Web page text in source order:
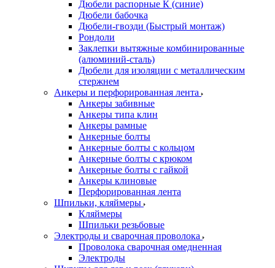
Дюбели распорные К (синие)
Дюбели бабочка
Дюбели-гвозди (Быстрый монтаж)
Рондоли
Заклепки вытяжные комбинированные
(алюминий-сталь)
Дюбели для изоляции с металлическим
стержнем
Анкеры и перфорированная лента
Анкеры забивные
Анкеры типа клин
Анкеры рамные
Анкерные болты
Анкерные болты с кольцом
Анкерные болты с крюком
Анкерные болты с гайкой
Анкеры клиновые
Перфорированная лента
Шпильки, кляймеры
Кляймеры
Шпильки резьбовые
Электроды и сварочная проволока
Проволока сварочная омедненная
Электроды